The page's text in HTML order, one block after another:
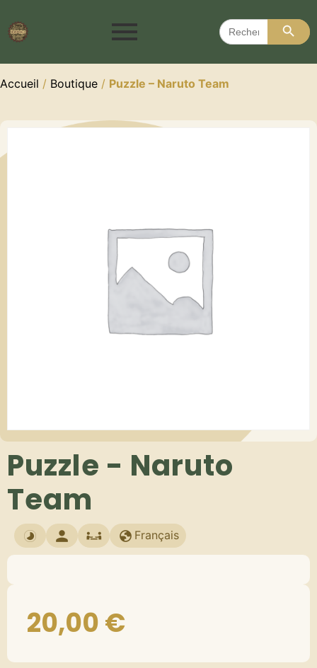
Search
for:
Search
Accueil / Boutique / Puzzle – Naruto Team
Puzzle - Naruto
Team
Français
20,00€